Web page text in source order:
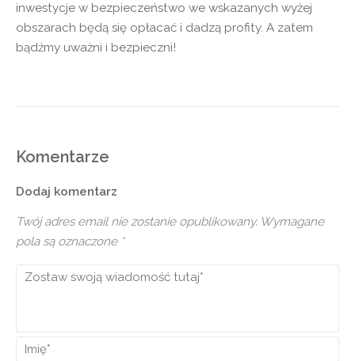
inwestycje w bezpieczeństwo we wskazanych wyżej
obszarach będą się opłacać i dadzą profity. A zatem
bądźmy uważni i bezpieczni!
Komentarze
Dodaj komentarz
Twój adres email nie zostanie opublikowany. Wymagane
pola są oznaczone *